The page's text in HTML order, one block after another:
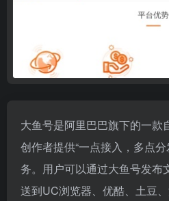
大鱼号是阿里巴巴旗下的一款
创作者提供“一点接入，多点
务。用户可以通过大鱼号发布
送到UC浏览器、优酷、土豆